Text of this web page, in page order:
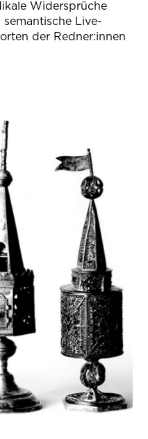
Widersprüche
Live-
der Redner:innen